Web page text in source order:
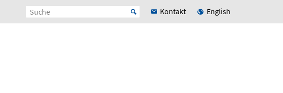
Kontakt English